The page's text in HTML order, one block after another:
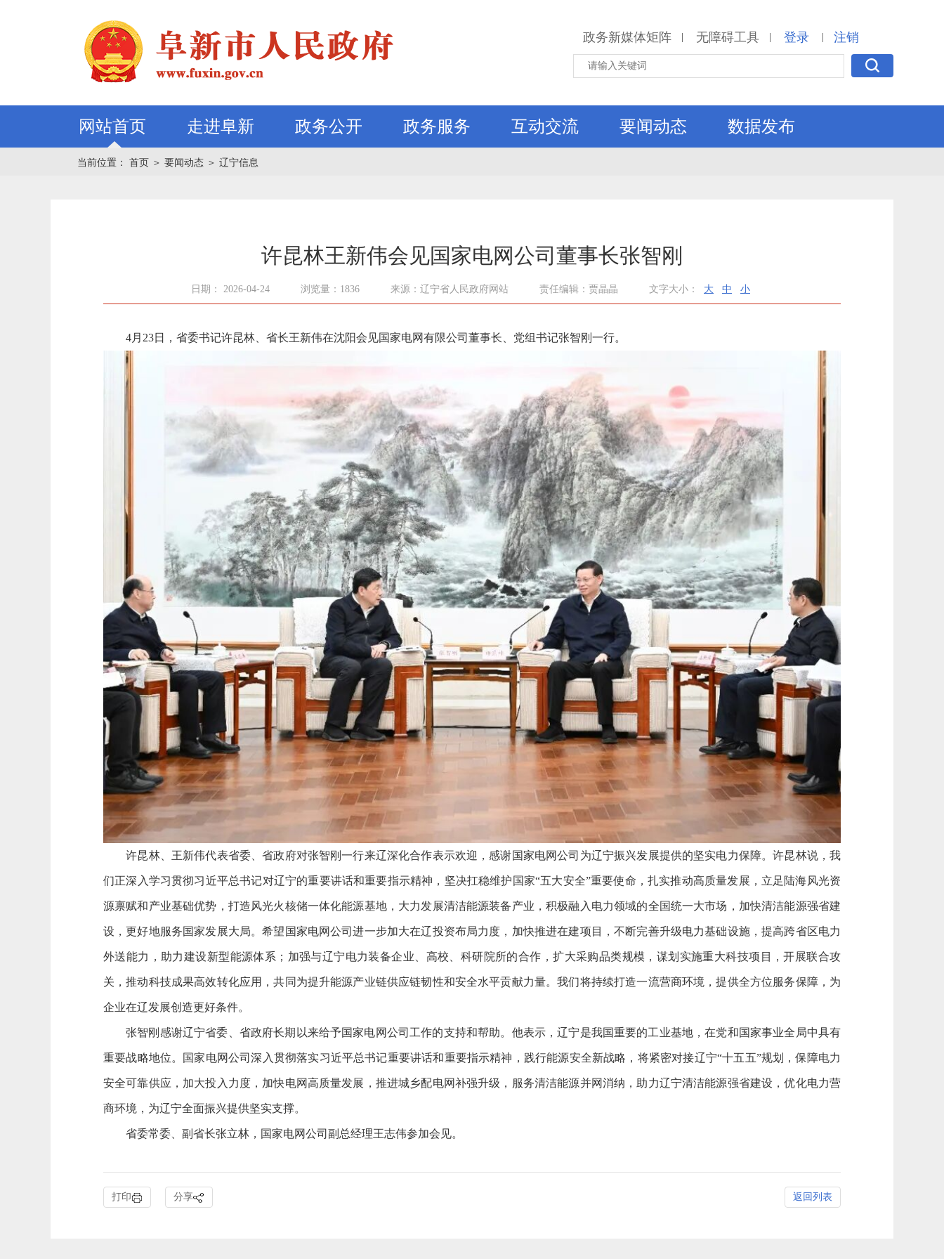
政务新媒体矩阵 | 无障碍工具 | 登录 | 注销
网站首页 走进阜新 政务公开 政务服务 互动交流 要闻动态 数据发布
当前位置： 首页 ＞ 要闻动态 ＞ 辽宁信息
许昆林王新伟会见国家电网公司董事长张智刚
日期： 2026-04-24 浏览量：1836 来源：辽宁省人民政府网站 责任编辑：贾晶晶 文字大小： 大 中 小
4月23日，省委书记许昆林、省长王新伟在沈阳会见国家电网有限公司董事长、党组书记张智刚一行。
许昆林、王新伟代表省委、省政府对张智刚一行来辽深化合作表示欢迎，感谢国家电网公司为辽宁振兴发展提供的坚实电力保障。许昆林说，我
们正深入学习贯彻习近平总书记对辽宁的重要讲话和重要指示精神，坚决扛稳维护国家“五大安全”重要使命，扎实推动高质量发展，立足陆海风光资
源禀赋和产业基础优势，打造风光火核储一体化能源基地，大力发展清洁能源装备产业，积极融入电力领域的全国统一大市场，加快清洁能源强省建
设，更好地服务国家发展大局。希望国家电网公司进一步加大在辽投资布局力度，加快推进在建项目，不断完善升级电力基础设施，提高跨省区电力
外送能力，助力建设新型能源体系；加强与辽宁电力装备企业、高校、科研院所的合作，扩大采购品类规模，谋划实施重大科技项目，开展联合攻
关，推动科技成果高效转化应用，共同为提升能源产业链供应链韧性和安全水平贡献力量。我们将持续打造一流营商环境，提供全方位服务保障，为
企业在辽发展创造更好条件。
张智刚感谢辽宁省委、省政府长期以来给予国家电网公司工作的支持和帮助。他表示，辽宁是我国重要的工业基地，在党和国家事业全局中具有
重要战略地位。国家电网公司深入贯彻落实习近平总书记重要讲话和重要指示精神，践行能源安全新战略，将紧密对接辽宁“十五五”规划，保障电力
安全可靠供应，加大投入力度，加快电网高质量发展，推进城乡配电网补强升级，服务清洁能源并网消纳，助力辽宁清洁能源强省建设，优化电力营
商环境，为辽宁全面振兴提供坚实支撑。
省委常委、副省长张立林，国家电网公司副总经理王志伟参加会见。
打印 分享 返回列表